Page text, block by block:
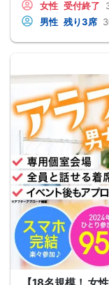
女性 受付終了
男性 残り3席